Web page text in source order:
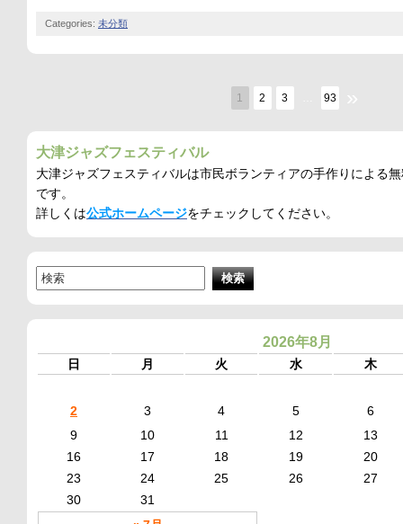
Categories: 未分類
1 2 3 93 »
大津ジャズフェスティバル
大津ジャズフェスティバルは市民ボランティアの手作りによる
です。
詳しくは公式ホームページをチェックしてください。
2026年8月
日 月 火 水 木
2 3 4 5
6
9
10 11 12
13
16
17 18 19
20
23
24 25 26
27
30
31